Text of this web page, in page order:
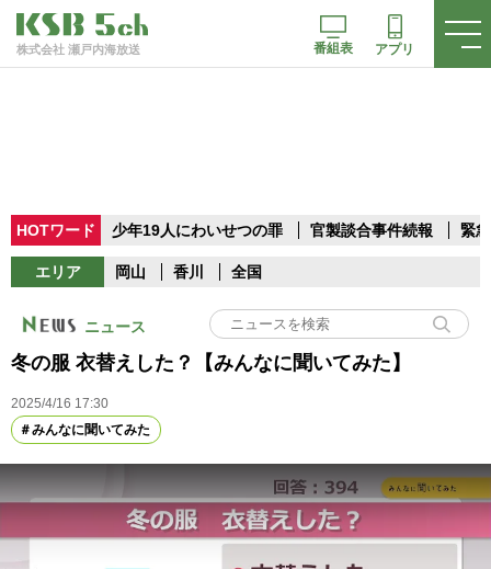
株式会社 瀬戸内海放送 番組表 アプリ
HOTワード 少年19人にわいせつの罪 官製談合事件続報 緊
エリア 岡山 香川 全国
ニュース
冬の服 衣替えした？【みんなに聞いてみた】
2025/4/16 17:30
みんなに聞いてみた